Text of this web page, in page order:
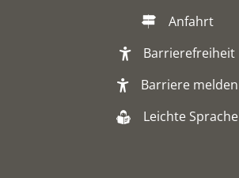
Anfahrt
Barrierefreiheit
Barriere melden
Leichte Sprache